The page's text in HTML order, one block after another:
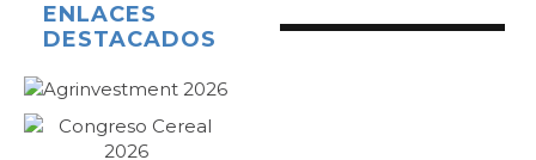
ENLACES
DESTACADOS